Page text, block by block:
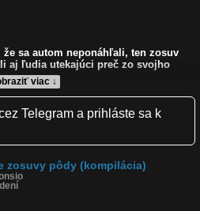
viac ↓
sa autom neponáhľali, ten zosuv
aj ľudia utekajúci preč zo svojho
zosuv pôdy
Telegram a prihláste sa k
zosuvy pôdy (kompilácia)